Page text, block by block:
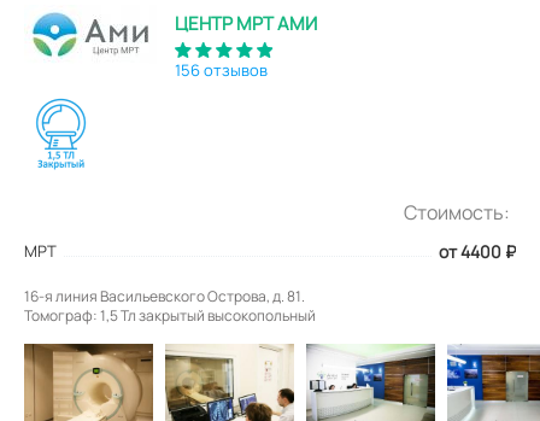
ЦЕНТР МРТ АМИ
156 отзывов
Стоимость:
МРТ от 4400 ₽
16-я линия Васильевского Острова, д. 81.
Томограф: 1,5 Тл закрытый высокопольный